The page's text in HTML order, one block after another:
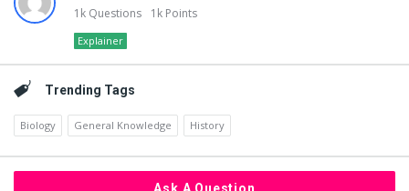
1k Questions 1k Points
Explainer
Trending Tags
Biology General Knowledge History